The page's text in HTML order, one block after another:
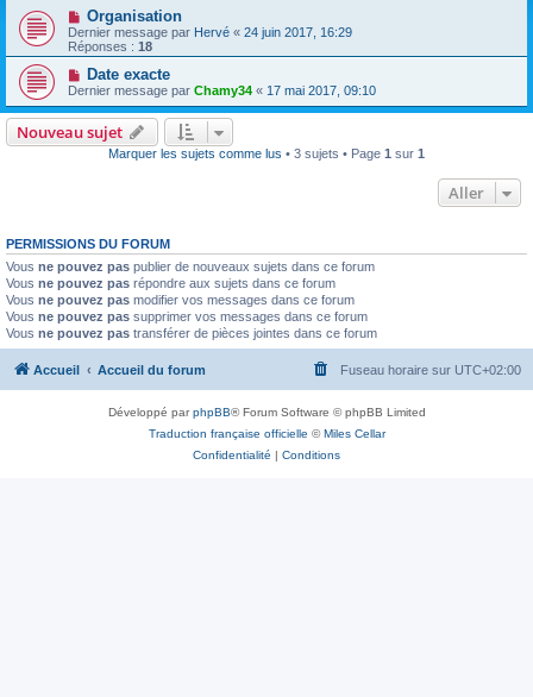
Organisation
Dernier message par Hervé « 24 juin 2017, 16:29
Réponses : 18
Date exacte
Dernier message par Chamy34 « 17 mai 2017, 09:10
Nouveau sujet
Marquer les sujets comme lus • 3 sujets • Page 1 sur 1
Aller
PERMISSIONS DU FORUM
Vous ne pouvez pas publier de nouveaux sujets dans ce forum
Vous ne pouvez pas répondre aux sujets dans ce forum
Vous ne pouvez pas modifier vos messages dans ce forum
Vous ne pouvez pas supprimer vos messages dans ce forum
Vous ne pouvez pas transférer de pièces jointes dans ce forum
Accueil Accueil du forum Fuseau horaire sur UTC+02:00
Développé parphpBB® Forum Software © phpBB Limited
Traduction française officielle ©Miles Cellar
Confidentialité | Conditions